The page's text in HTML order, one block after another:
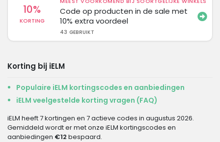
10%
KORTING
Code op producten in de sale met
10% extra voordeel
43 GEBRUIKT
Korting bij iELM
Populaire iELM kortingscodes en aanbiedingen
iELM veelgestelde korting vragen (FAQ)
iELM heeft 7 kortingen en 7 actieve codes in augustus 2026.
Gemiddeld wordt er met onze iELM kortingscodes en
aanbiedingen €12 bespaard.